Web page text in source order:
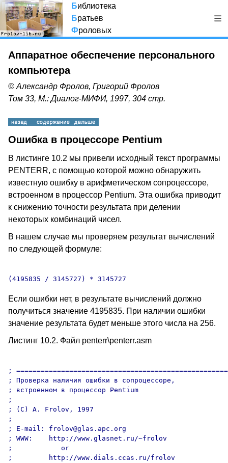
Библиотека
Братьев
Фроловых
Аппаратное обеспечение персонального
компьютера
© Александр Фролов, Григорий Фролов
Том 33, М.: Диалог-МИФИ, 1997, 304 стр.
Ошибка в процессоре Pentium
В листинге 10.2 мы привели исходный текст программы
PENTERR, с помощью которой можно обнаружить
известную ошибку в арифметическом сопроцессоре,
встроенном в процессор Pentium. Эта ошибка приводит
к снижению точности результата при делении
некоторых комбинаций чисел.
В нашем случае мы проверяем результат вычислений
по следующей формуле:
Если ошибки нет, в результате вычислений должно
получиться значение 4195835. При наличии ошибки
значение результата будет меньше этого числа на 256.
Листинг 10.2. Файл penterr\penterr.asm
;
; Проверка наличия ошибки в сопроцессоре,
; встроенном в процессор Pentium
;
; (C) A. Frolov, 1997
;
; E-mail: frolov@glas.apc.org
; WWW:    http://www.glasnet.ru/~frolov
;            or
;         http://www.dials.ccas.ru/frolov